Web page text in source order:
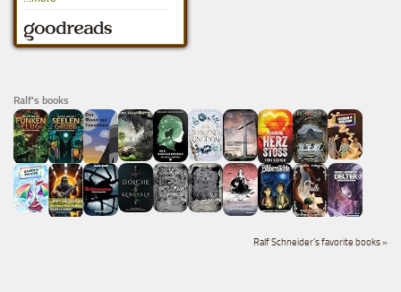
Ralf's books
Ralf Schneider's favorite books »